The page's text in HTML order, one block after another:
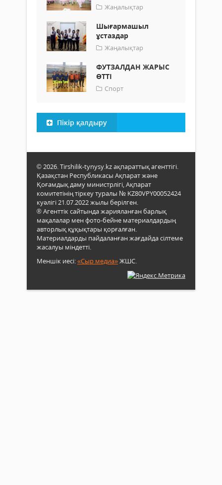
Жаңалықтар
Шығармашыл
ұстаздар
Жаңалықтар
ФУТЗАЛДАН ЖАРЫС
ӨТТІ
Спорт
Пікір қалдыру
© 2026. Tirshilik-tynysy.kz ақпараттық агенттігі.
Қазақстан Республикасы Ақпарат және
Қоғамдық даму министрлігі, Ақпарат
комитетінің тіркеу туралы № KZ80VPY00052424
куәлігі 21.07.2022 жылы берілген.
® Агенттік сайтында жарияланған барлық
мақалалар мен фото-бейне материалдардың
авторлық құқықтары қорғалған.
Материалдарды пайдаланған жағдайда сілтеме
жасалуы міндетті.
Меншік иесі:«Сыр медиа»ЖШС.